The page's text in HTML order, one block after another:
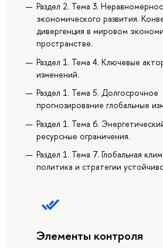
Раздел 2. Тема 3.
экономического развития.
дивергенция в мировом
пространстве.
Раздел 1. Тема 4. Ключевые
изменений.
Раздел 1. Тема 5. Долгосрочное
прогнозирование глобальные
Раздел 1. Тема 6.
ресурсные ограничения.
Раздел 1. Тема 7. Глобальная
политика и стратегии
Элементы контроля